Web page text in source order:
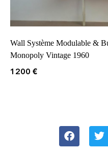
Wall Système Modulable &
Monopoly Vintage 1960
1200 €